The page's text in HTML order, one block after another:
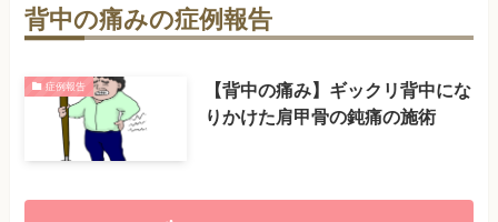
背中の痛みの症例報告
症例報告
【背中の痛み】ギックリ背中にな
りかけた肩甲骨の鈍痛の施術